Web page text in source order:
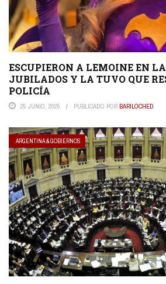
ESCUPIERON A LEMOINE EN
JUBILADOS Y LA TUVO QUE
POLICÍA
25 JUNIO, 2025 PUBLICADO POR BARILOCHED
ARGENTINA & GOBIERNOS